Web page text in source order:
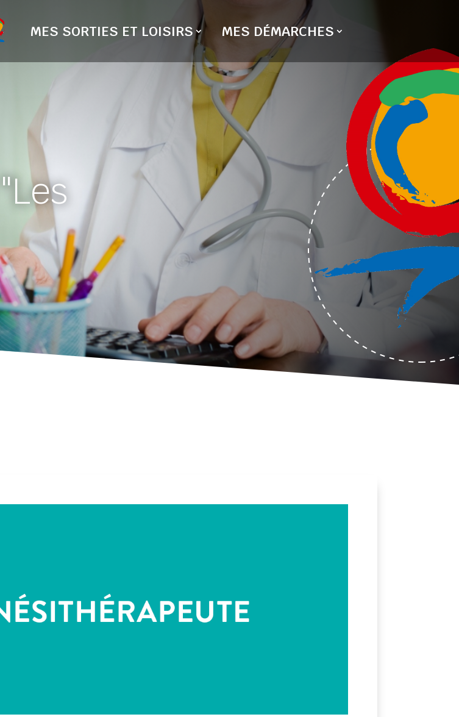
MES SORTIES ET LOISIRS MES DÉMARCHES